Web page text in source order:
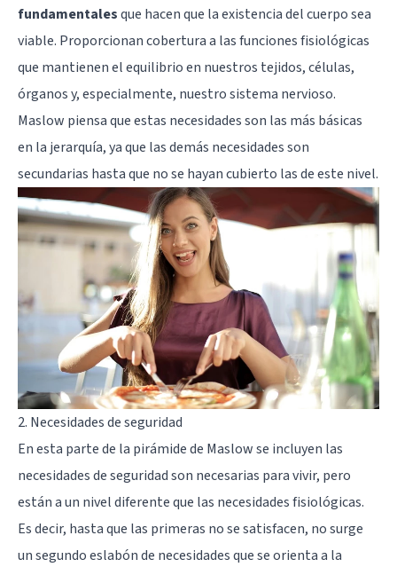
fundamentalesque hacen que la existencia del cuerpo sea
viable. Proporcionan cobertura a las funciones fisiológicas
que mantienen el equilibrio en nuestros tejidos, células,
órganos y, especialmente, nuestro sistema nervioso.
Maslow piensa que estas necesidades son las más básicas
en la jerarquía, ya que las demás necesidades son
secundarias hasta que no se hayan cubierto las de este nivel.
2. Necesidades de seguridad
En esta parte de la pirámide de Maslow se incluyen las
necesidades de seguridad son necesarias para vivir, pero
están a un nivel diferente que las necesidades fisiológicas.
Es decir, hasta que las primeras no se satisfacen, no surge
un segundo eslabón de necesidades que se orienta a la